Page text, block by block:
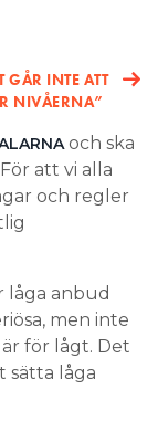
GÅR INTE ATT
NIVÅERNA”
och ska
att vi alla
och regler
låga anbud
men inte
för lågt. Det
sätta låga